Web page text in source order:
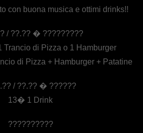
con buona musica e ottimi drinks!!
/ ??.?? � ?????????
di Pizza o 1 Hamburger
di Pizza + Hamburger + Patatine
/ ??.?? � ??????
13� 1 Drink
??????????